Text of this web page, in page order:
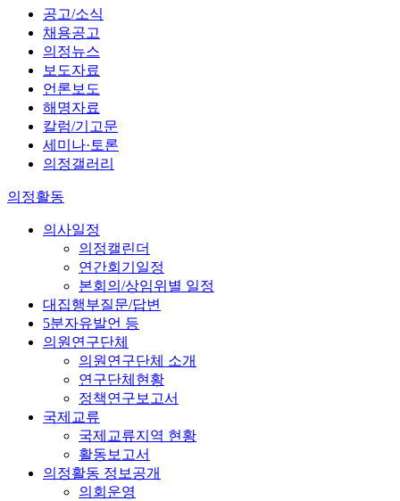
공고/소식
채용공고
의정뉴스
보도자료
언론보도
해명자료
칼럼/기고문
세미나·토론
의정갤러리
의정활동
의사일정
의정캘린더
연간회기일정
본회의/상임위별 일정
대집행부질문/답변
5분자유발언 등
의원연구단체
의원연구단체 소개
연구단체현황
정책연구보고서
국제교류
국제교류지역 현황
활동보고서
의정활동 정보공개
의회운영